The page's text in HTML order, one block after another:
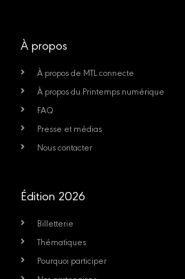
À propos
À propos de MTL connecte
À propos du Printemps numérique
FAQ
Presse et médias
Nous contacter
Édition 2026
Billetterie
Thématiques
Pourquoi participer